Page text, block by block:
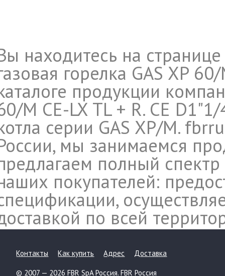
находитесь на
горелка GAS XP
продукции
M CE-LX TL + R. CE
серии GAS XP/M.
мы занимаемся
полный
покупателей:
по всей
Контакты Как купить Адрес Доставка
© 2007 — 2026 FBR SpA Россия. FBR Россия